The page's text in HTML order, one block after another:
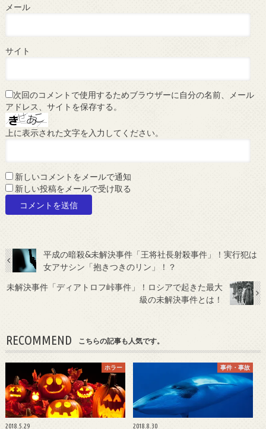
メール
サイト
次回のコメントで使用するためブラウザーに自分の名前、メール
アドレス、サイトを保存する。
上に表示された文字を入力してください。
新しいコメントをメールで通知
新しい投稿をメールで受け取る
平成の暗殺&未解決事件「王将社長射殺事件」！実行犯は
女アサシン「抱きつきのリン」！？
未解決事件「ディアトロフ峠事件」！ロシアで起きた最大
級の未解決事件とは！
RECOMMEND こちらの記事も人気です。
ホラー
2018.5.29
事件・事故
2018.8.30